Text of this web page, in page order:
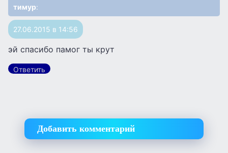
тимур:
27.06.2015 в 14:56
эй спасибо памог ты крут
Ответить
Добавить комментарий